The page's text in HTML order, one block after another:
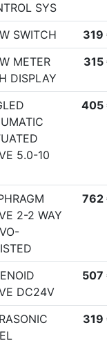
SYS
SWITCH
319
METER
DISPLAY
315
5.0-10
405
2-2 WAY
762
DC24V
507
319